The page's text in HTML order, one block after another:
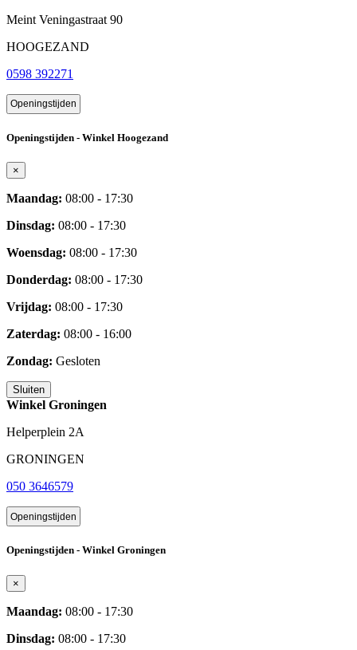
Meint Veningastraat 90
HOOGEZAND
0598 392271
Openingstijden
Openingstijden - Winkel Hoogezand
×
Maandag: 08:00 - 17:30
Dinsdag: 08:00 - 17:30
Woensdag: 08:00 - 17:30
Donderdag: 08:00 - 17:30
Vrijdag: 08:00 - 17:30
Zaterdag: 08:00 - 16:00
Zondag: Gesloten
Sluiten
Winkel Groningen
Helperplein 2A
GRONINGEN
050 3646579
Openingstijden
Openingstijden - Winkel Groningen
×
Maandag: 08:00 - 17:30
Dinsdag: 08:00 - 17:30